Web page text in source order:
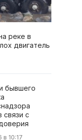
реке в
двигатель
бывшего
связи с
10:17